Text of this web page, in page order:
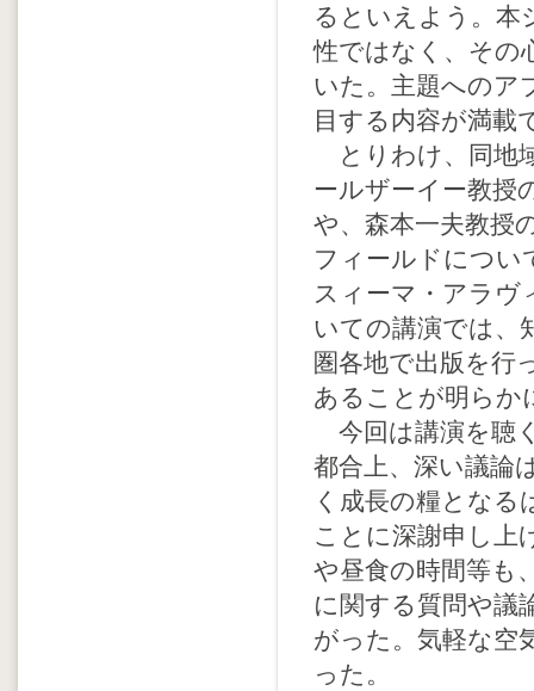
るといえよう。本
性ではなく、その
いた。主題へのア
目する内容が満載
とりわけ、同地
ールザーイー教授
や、森本一夫教授
フィールドについ
スィーマ・アラヴ
いての講演では、
圏各地で出版を行
あることが明らか
今回は講演を聴
都合上、深い議論
く成長の糧とな
ことに深謝申し上
や昼食の時間等も
に関する質問や議
がった。気軽な空
った。